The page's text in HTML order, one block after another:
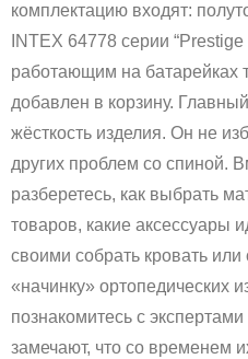
комплектацию входят:
INTEX 64778 серии
работающим на батарейках
добавлен в корзину.
жёсткость изделия. Он не
других проблем со спиной.
разберетесь, как выбрать
товаров, какие аксессуары
своими собрать кровать
«начинку» ортопедических
познакомитесь с
замечают, что со временем